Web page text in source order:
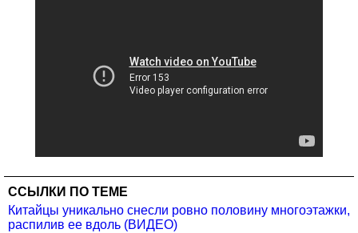
ССЫЛКИ ПО ТЕМЕ
Китайцы уникально снесли ровно половину многоэтажки,
распилив ее вдоль (ВИДЕО)